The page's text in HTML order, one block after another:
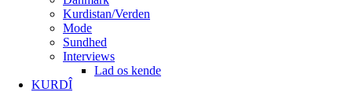
Kurdistan/Verden
Mode
Sundhed
Interviews
Lad os kende
KURDÎ